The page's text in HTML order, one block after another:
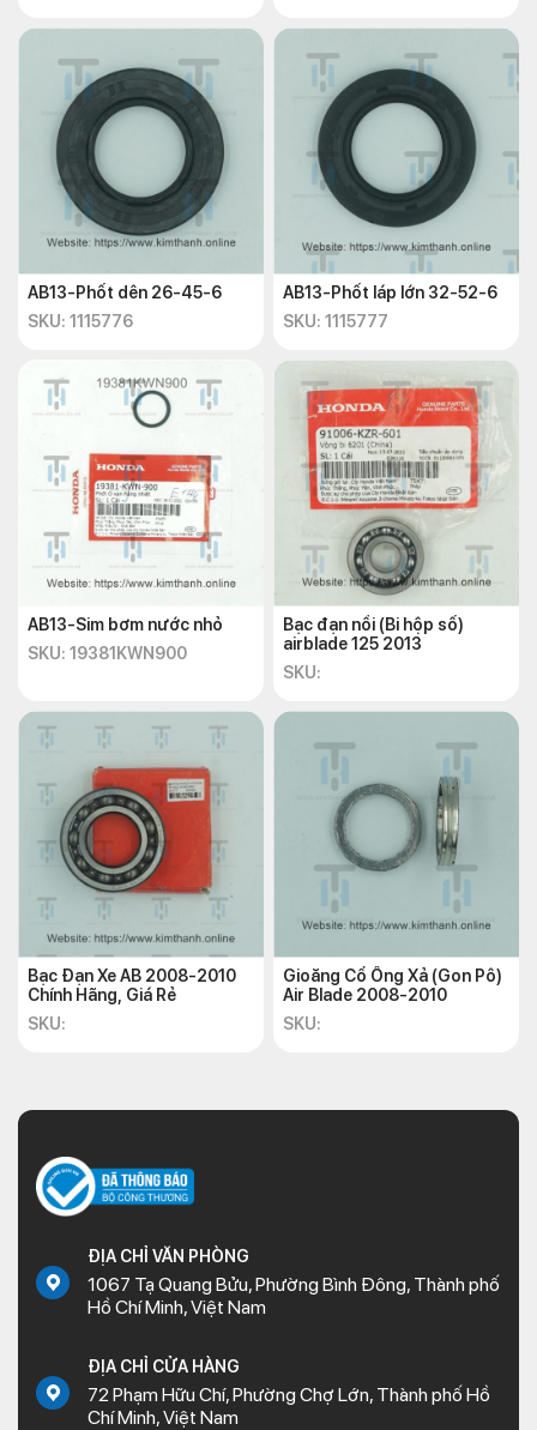
AB13-Phốt dên 26-45-6
SKU: 1115776
AB13-Phốt láp lớn 32-52-6
SKU: 1115777
AB13-Sim bơm nước nhỏ
SKU: 19381KWN900
Bạc đạn nồi (Bi hộp số)
airblade 125 2013
SKU:
Bạc Đạn Xe AB 2008-2010
Chính Hãng, Giá Rẻ
SKU:
Gioăng Cổ Ống Xả (Gon Pô)
Air Blade 2008-2010
SKU:
ĐỊA CHỈ VĂN PHÒNG
1067 Tạ Quang Bửu, Phường Bình Đông, Thành phố
Hồ Chí Minh, Việt Nam
ĐỊA CHỈ CỬA HÀNG
72 Phạm Hữu Chí, Phường Chợ Lớn, Thành phố Hồ
Chí Minh, Việt Nam